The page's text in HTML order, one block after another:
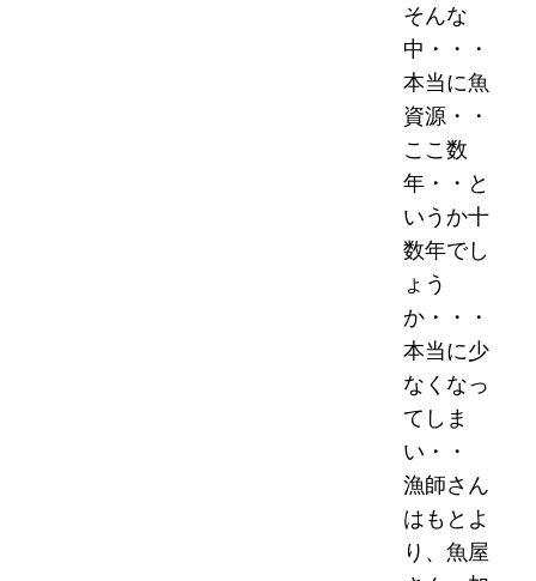
そんな
中・・・
本当に魚
資源・・
ここ数
年・・と
いうか十
数年でし
ょう
か・・・
本当に少
なくなっ
てしま
い・・
漁師さん
はもとよ
り、魚屋